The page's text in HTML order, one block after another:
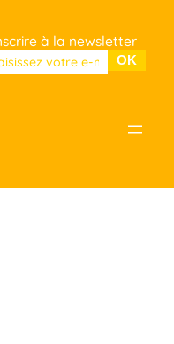
à la newsletter
laisser ce champ